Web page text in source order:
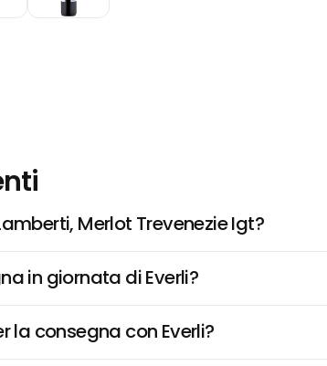
Merlot Trevenezie Igt?
in giornata di Everli?
la consegna con Everli?